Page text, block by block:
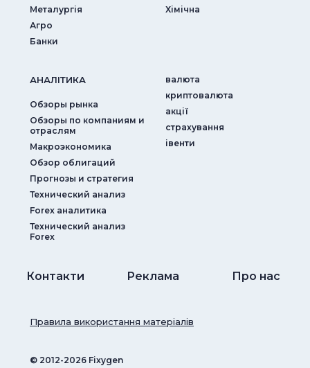
Металургія
Агро
Банки
Хімічна
АНАЛIТИКА
Обзоры рынка
Обзоры по компаниям и
отраслям
Макроэкономика
Обзор облигаций
Прогнозы и стратегия
Технический анализ
Forex аналитика
Технический анализ
Forex
валюта
криптовалюта
акції
страхування
iвенти
Контакти Реклама Про нас
© ‎2012-2026 Fixygen
Правила використання матеріалів